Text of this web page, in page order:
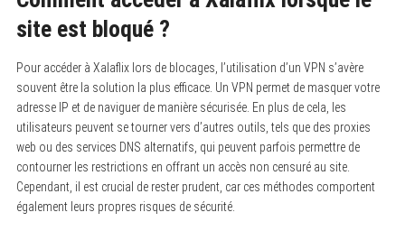
site est bloqué ?
Pour accéder à Xalaflix lors de blocages, l’utilisation d’un VPN s’avère
souvent être la solution la plus efficace. Un VPN permet de masquer votre
adresse IP et de naviguer de manière sécurisée. En plus de cela, les
utilisateurs peuvent se tourner vers d’autres outils, tels que des proxies
web ou des services DNS alternatifs, qui peuvent parfois permettre de
contourner les restrictions en offrant un accès non censuré au site.
Cependant, il est crucial de rester prudent, car ces méthodes comportent
également leurs propres risques de sécurité.